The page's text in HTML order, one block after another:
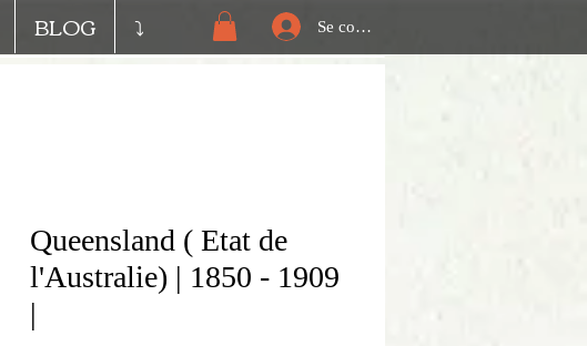
BLOG ⤵️ Se connecter
Queensland ( Etat de
l'Australie) | 1850 - 1909
|